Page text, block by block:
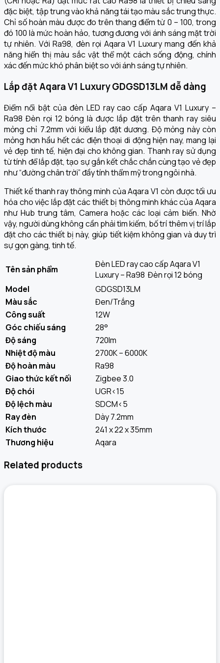
đặc biệt, tập trung vào khả năng tái tạo màu sắc trung thực.
Chỉ số hoàn màu được đo trên thang điểm từ 0 – 100, trong
đó 100 là mức hoàn hảo, tương đương với ánh sáng mặt trời
tự nhiên. Với Ra98, đèn rọi Aqara V1 Luxury mang đến khả
năng hiển thị màu sắc vật thể một cách sống động, chính
xác đến mức khó phân biệt so với ánh sáng tự nhiên.
Lắp đặt Aqara V1 Luxury GDGSD13LM dễ dàng
Điểm nổi bật của đèn LED ray cao cấp Aqara V1 Luxury –
Ra98 Đèn rọi 12 bóng là được lắp đặt trên thanh ray siêu
mỏng chỉ 7.2mm với kiểu lắp đặt dương. Độ mỏng này còn
mỏng hơn hầu hết các điện thoại di động hiện nay, mang lại
vẻ đẹp tinh tế, hiện đại cho không gian. Thanh ray sử dụng
từ tính để lắp đặt, tạo sự gắn kết chắc chắn cùng tạo vẻ đẹp
như “đường chân trời” đầy tính thẩm mỹ trong ngôi nhà.
Thiết kế thanh ray thông minh của Aqara V1 còn được tối ưu
hóa cho việc lắp đặt các thiết bị thông minh khác của Aqara
như Hub trung tâm, Camera hoặc các loại cảm biến. Nhờ
vậy, người dùng không cần phải tìm kiếm, bố trí thêm vị trí lắp
đặt cho các thiết bị này, giúp tiết kiệm không gian và duy trì
sự gọn gàng, tinh tế.
Tên sản phẩm
Đèn LED ray cao cấp Aqara V1
Luxury – Ra98 Đèn rọi 12 bóng
Model
GDGSD13LM
Màu sắc
Đen/Trắng
Công suất
12W
Góc chiếu sáng
28°
Độ sáng
720lm
Nhiệt độ màu
2700K – 6000K
Độ hoàn màu
Ra98
Giao thức kết nối
Zigbee 3.0
Độ chói
UGR<15
Độ lệch màu
SDCM<5
Ray đèn
Dày 7.2mm
Kích thước
241 x 22 x 35mm
Thương hiệu
Aqara
Related products